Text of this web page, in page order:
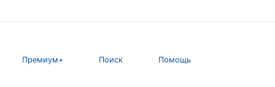
Премиум+ Поиск Помощь